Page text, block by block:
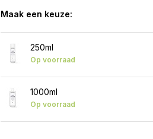
Maak een keuze:
250ml
Op voorraad
1000ml
Op voorraad